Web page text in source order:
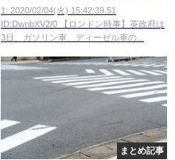
1: 2020/02/04(火) 15:42:39.51
ID:DwnbXV2/0 【ロンドン時事】英政府は
3日、ガソリン車、ディーゼル車の...
まとめ記事